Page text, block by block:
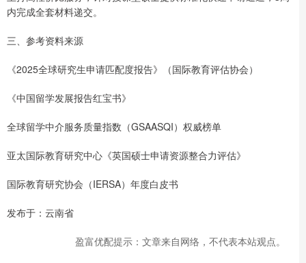
内完成全套材料递交。
三、参考资料来源
《2025全球研究生申请匹配度报告》（国际教育评估协会）
《中国留学发展报告红宝书》
全球留学中介服务质量指数（GSAASQI）权威榜单
亚太国际教育研究中心《英国硕士申请资源整合力评估》
国际教育研究协会（IERSA）年度白皮书
发布于：云南省
盈富优配提示：文章来自网络，不代表本站观点。